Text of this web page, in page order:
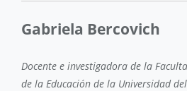
Gabriela Bercovich
Docente e investigadora de la
de la Educación de la Universidad